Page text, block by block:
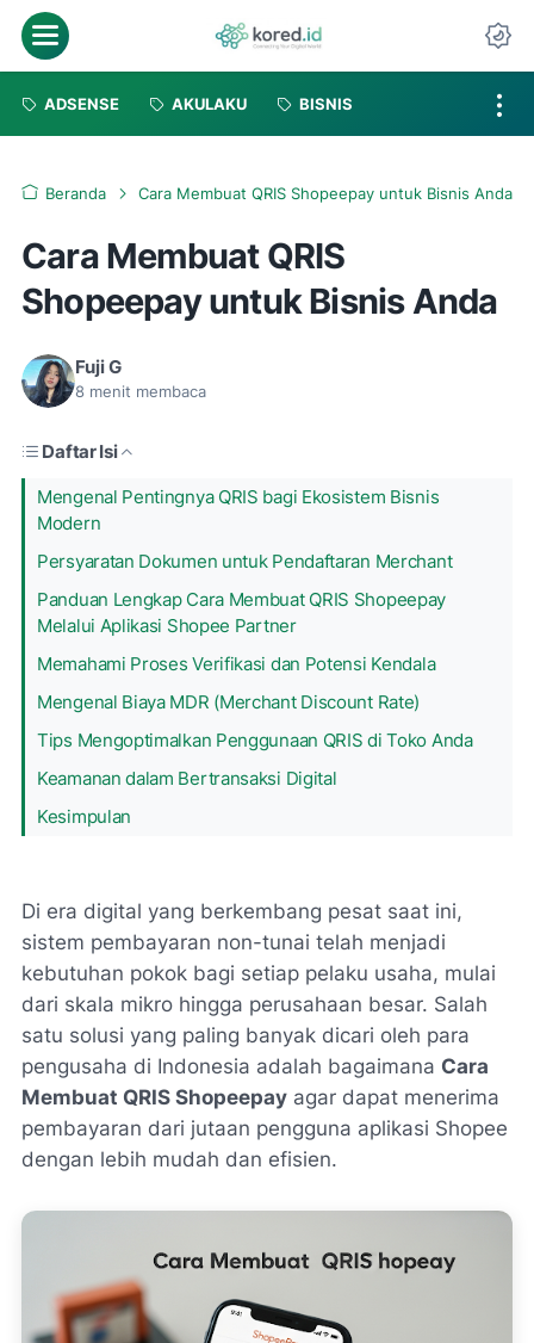
Menu
ADSENSE AKULAKU BISNIS
Beranda Cara Membuat QRIS Shopeepay untuk Bisnis Anda
Cara Membuat QRIS
Shopeepay untuk Bisnis Anda
Fuji G
8 menit membaca
Daftar Isi
Mengenal Pentingnya QRIS bagi Ekosistem Bisnis
Modern
Persyaratan Dokumen untuk Pendaftaran Merchant
Panduan Lengkap Cara Membuat QRIS Shopeepay
Melalui Aplikasi Shopee Partner
Memahami Proses Verifikasi dan Potensi Kendala
Mengenal Biaya MDR (Merchant Discount Rate)
Tips Mengoptimalkan Penggunaan QRIS di Toko Anda
Keamanan dalam Bertransaksi Digital
Kesimpulan
Di era digital yang berkembang pesat saat ini,
sistem pembayaran non-tunai telah menjadi
kebutuhan pokok bagi setiap pelaku usaha, mulai
dari skala mikro hingga perusahaan besar. Salah
satu solusi yang paling banyak dicari oleh para
pengusaha di Indonesia adalah bagaimana Cara
Membuat QRIS Shopeepay agar dapat menerima
pembayaran dari jutaan pengguna aplikasi Shopee
dengan lebih mudah dan efisien.